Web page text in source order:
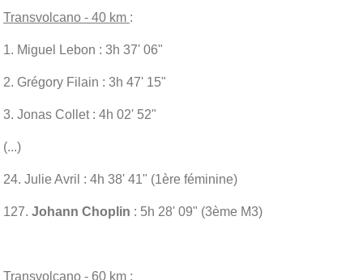
Transvolcano - 40 km :
1. Miguel Lebon : 3h 37' 06"
2. Grégory Filain : 3h 47' 15"
3. Jonas Collet : 4h 02' 52"
(...)
24. Julie Avril : 4h 38' 41" (1ère féminine)
127. Johann Choplin : 5h 28' 09" (3ème M3)
Transvolcano - 60 km :